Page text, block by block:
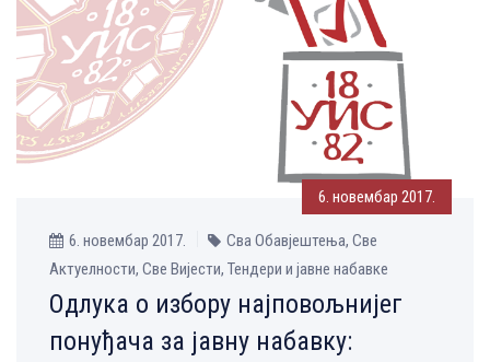
6. новембар 2017.
6. новембар 2017.
Сва Обавјештења, Све
Aктуелности, Све Вијести, Тендери и јавне набавке
Одлука о избору најповољнијег
понуђача за јавну набавку: